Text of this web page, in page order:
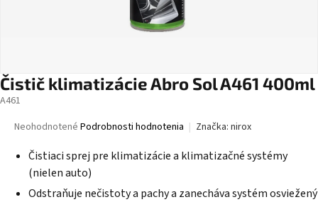
Čistič klimatizácie Abro Sol A461 400ml
A461
Priemerné
produktu
z
Neohodnotené Podrobnosti hodnotenia Značka: nirox
Čistiaci sprej pre klimatizácie a klimatizačné systémy
(nielen auto)
Odstraňuje nečistoty a pachy a zanecháva systém osviežený